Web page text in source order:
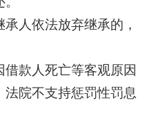
承人依法放弃继承的，
借款人死亡等客观原因
院不支持惩罚性罚息